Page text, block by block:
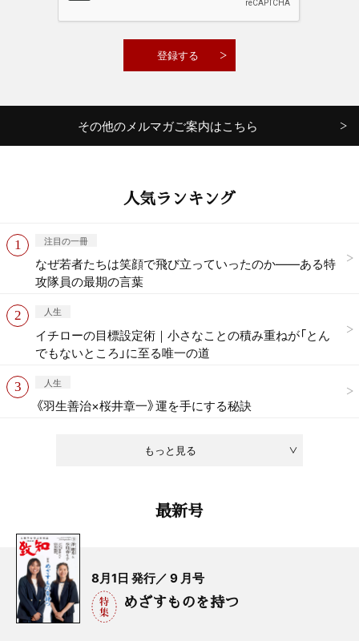
その他のメルマガご案内はこちら
人気ランキング
もっと見る
注目の一冊
なぜ若者たちは笑顔で飛び立っていったのか——ある特
攻隊員の最期の言葉
人生
イチローの目標設定術｜小さなことの積み重ねが「とん
でもないところ」に至る唯一の道
人生
《羽生善治×桜井章一》運を手にする秘訣
最新号
8月1日 発行／ 9 月号
めざすものを持つ